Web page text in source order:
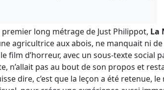
long métrage de Just Philippot, La
agricultrice aux abois, ne manquait ni
film d’horreur, avec un sous-texte social
n’allait pas au bout de son propos et
dire, c’est que la leçon a été retenue,